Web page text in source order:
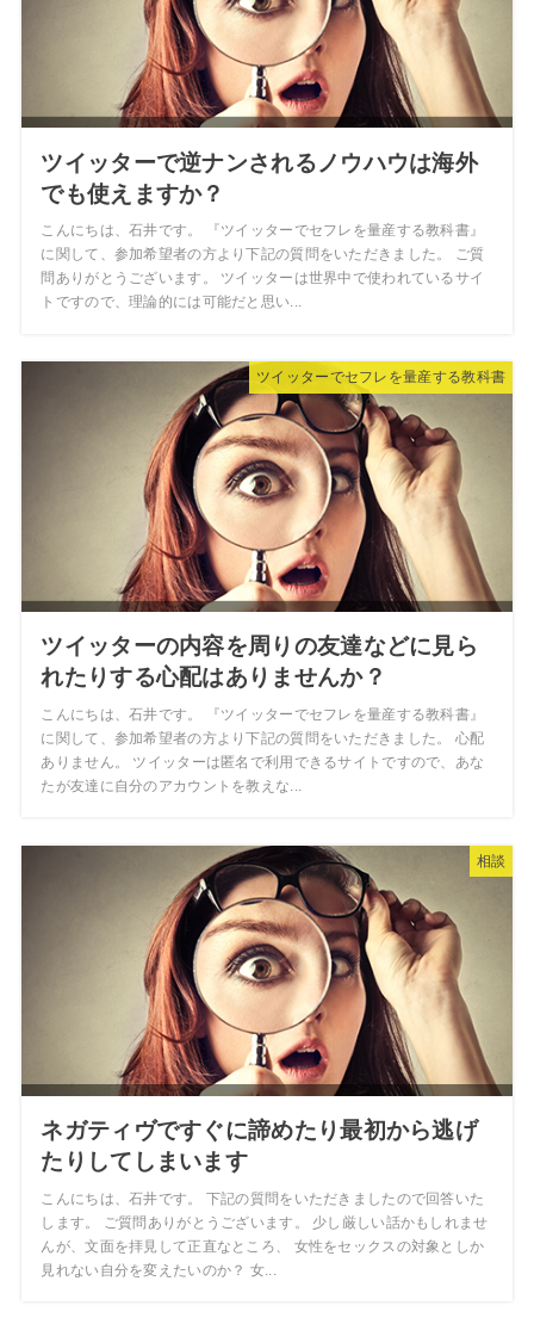
ツイッターで逆ナンされるノウハウは海外
でも使えますか？
こんにちは、石井です。 『ツイッターでセフレを量産する教科書』
に関して、参加希望者の方より下記の質問をいただきました。 ご質
問ありがとうございます。 ツイッターは世界中で使われているサイ
トですので、理論的には可能だと思い...
ツイッターでセフレを量産する教科書
ツイッターの内容を周りの友達などに見ら
れたりする心配はありませんか？
こんにちは、石井です。 『ツイッターでセフレを量産する教科書』
に関して、参加希望者の方より下記の質問をいただきました。 心配
ありません。 ツイッターは匿名で利用できるサイトですので、あな
たが友達に自分のアカウントを教えな...
相談
ネガティヴですぐに諦めたり最初から逃げ
たりしてしまいます
こんにちは、石井です。 下記の質問をいただきましたので回答いた
します。 ご質問ありがとうございます。 少し厳しい話かもしれませ
んが、文面を拝見して正直なところ、 女性をセックスの対象としか
見れない自分を変えたいのか？ 女...